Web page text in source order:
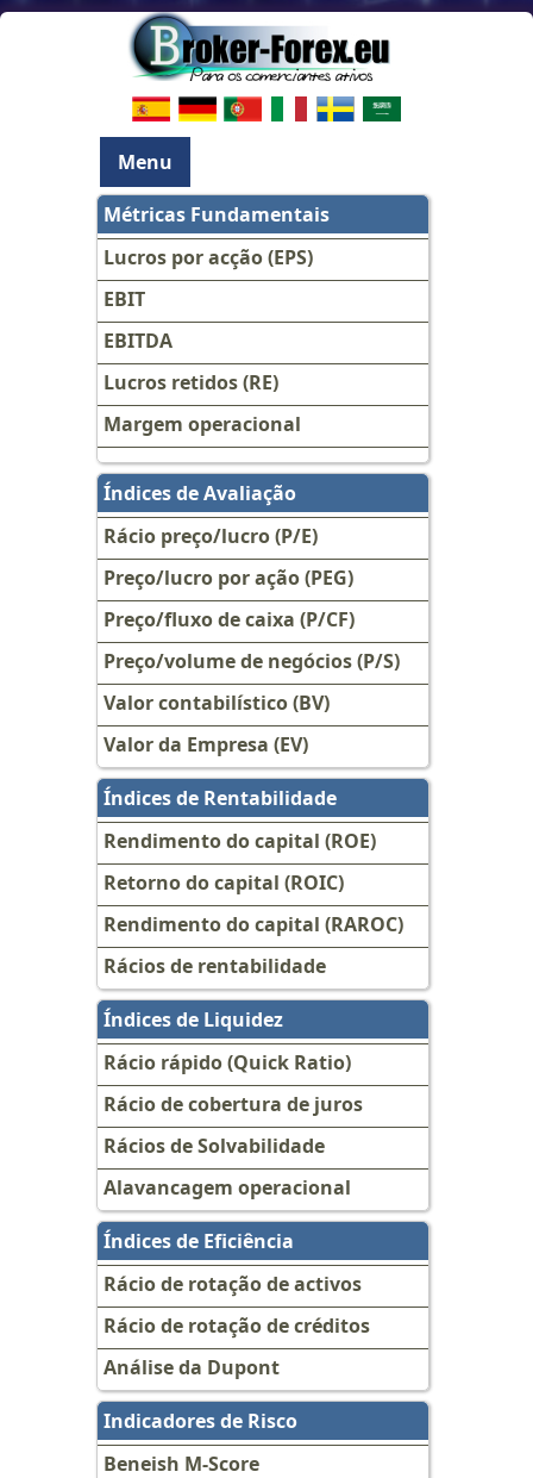
Menu
Métricas Fundamentais
Lucros por acção (EPS)
EBIT
EBITDA
Lucros retidos (RE)
Margem operacional
Índices de Avaliação
Rácio preço/lucro (P/E)
Preço/lucro por ação (PEG)
Preço/fluxo de caixa (P/CF)
Preço/volume de negócios (P/S)
Valor contabilístico (BV)
Valor da Empresa (EV)
Índices de Rentabilidade
Rendimento do capital (ROE)
Retorno do capital (ROIC)
Rendimento do capital (RAROC)
Rácios de rentabilidade
Índices de Liquidez
Rácio rápido (Quick Ratio)
Rácio de cobertura de juros
Rácios de Solvabilidade
Alavancagem operacional
Índices de Eficiência
Rácio de rotação de activos
Rácio de rotação de créditos
Análise da Dupont
Indicadores de Risco
Beneish M-Score